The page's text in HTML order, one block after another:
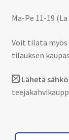
Ma-Pe 11-19
Voit tilata myös
tilauksen
Lähetä